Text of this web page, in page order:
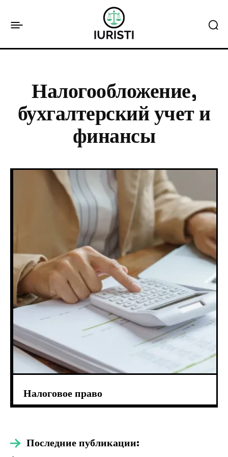
Налогообложение,
бухгалтерский учет и
финансы
Налоговое право
Последние публикации: